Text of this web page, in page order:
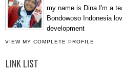
my name is Dina I'm a
Bondowoso Indonesia
development
VIEW MY COMPLETE PROFILE
LINK LIST